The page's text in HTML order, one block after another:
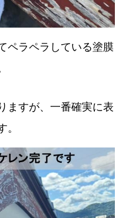
ペラペラしている塗膜
ますが、一番確実に表
。